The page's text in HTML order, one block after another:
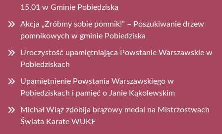
15.01 w Gminie Pobiedziska
Akcja „Zróbmy sobie pomnik!” – Poszukiwanie drzew
pomnikowych w gminie Pobiedziska
Uroczystość upamiętniająca Powstanie Warszawskie w
Pobiedziskach
Upamiętnienie Powstania Warszawskiego w
Pobiedziskach i pamięć o Janie Kąkolewskim
Michał Wiąz zdobija brązowy medal na Mistrzostwach
Świata Karate WUKF